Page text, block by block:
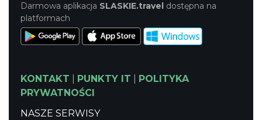
Darmowa aplikacja SLASKIE.travel dostępna na
platformach
KONTAKT PUNKTY IT
POLITYKA
PRYWATNOŚCI
NASZE SERWISY